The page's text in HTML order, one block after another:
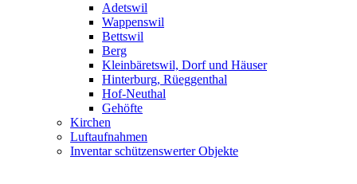
Adetswil
Wappenswil
Bettswil
Berg
Kleinbäretswil, Dorf und Häuser
Hinterburg, Rüeggenthal
Hof-Neuthal
Gehöfte
Kirchen
Luftaufnahmen
Inventar schützenswerter Objekte